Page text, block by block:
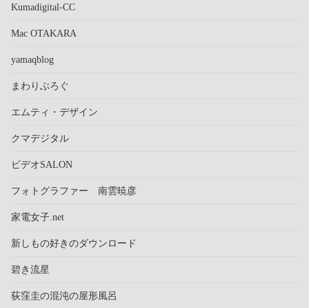
Kumadigital-CC
Mac OTAKARA
yamaqblog
まわりぶろぐ
エムティ・デザイン
クマデジタル
ビデオSALON
フォトグラファー 南雲暁彦
家電女子.net
新しもの好きのダウンロード
碧き流星
荻窪圭の混沌の屋形風呂